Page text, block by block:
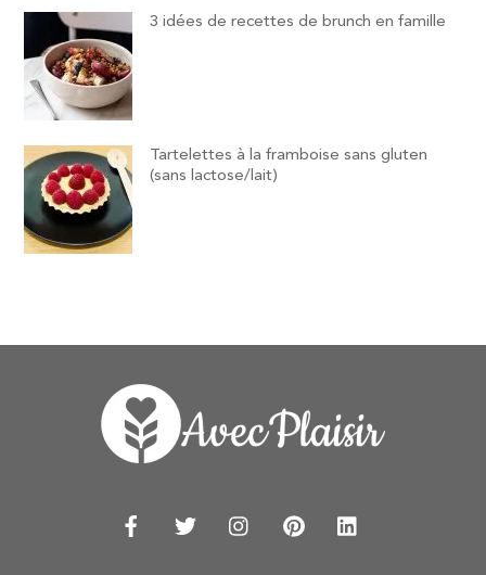
3 idées de recettes de brunch en famille
Tartelettes à la framboise sans gluten
(sans lactose/lait)